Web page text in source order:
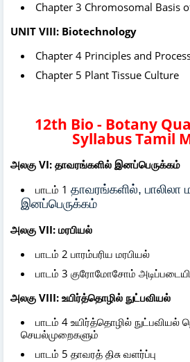
Chapter 3 Chromosomal Basis
UNIT VIII: Biotechnology
Chapter 4 Principles and
Chapter 5 Plant Tissue Culture
12th Bio - Botany
Syllabus Tamil
அலகு VI: தாவரங்களில் இனப்பெருக்கம்
பாடம் 1 தாவரங்களில், பாலிலா
இனப்பெருக்கம்
அலகு VII: மரபியல்
பாடம் 2 பாரம்பரிய மரபியல்
பாடம் 3 குரோமோசோம்
அலகு VIII: உயிர்த்தொழில் நுட்பவியல்
பாடம் 4 உயிர்த்தொழில் நுட்பவியல்
செயல்முறைகளும்
பாடம் 5 தாவரத் திசு வளர்ப்பு